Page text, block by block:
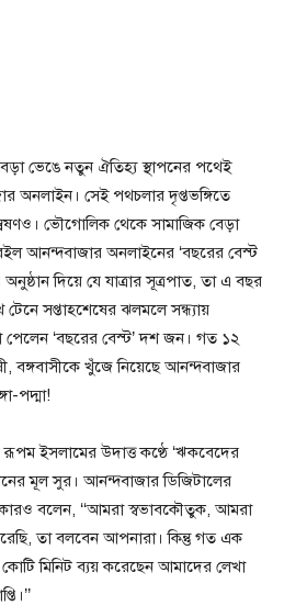
ভেঙে নতুন ঐতিহ্য স্থাপনের পথেই
অনলাইন। সেই পথচলার দৃপ্তভঙ্গিতে
ভৌগোলিক থেকে সামাজিক বেড়া
আনন্দবাজার অনলাইনের ‘বছরের বেস্ট
অনুষ্ঠান দিয়ে যে যাত্রার সূত্রপাত, তা এ বছর
সপ্তাহশেষের ঝলমলে সন্ধ্যায়
পেলেন ‘বছরের বেস্ট’ দশ জন। গত ১২
বঙ্গবাসীকে খুঁজে নিয়েছে আনন্দবাজার
পদ্মা!
রূপম ইসলামের উদাত্ত কণ্ঠে ‘ঋকবেদের
মূল সুর। আনন্দবাজার ডিজিটালের
বলেন, ‘‘আমরা স্বভাবকৌতুক, আমরা
তা বলবেন আপনারা। কিন্তু গত এক
মিনিট ব্যয় করেছেন আমাদের লেখা